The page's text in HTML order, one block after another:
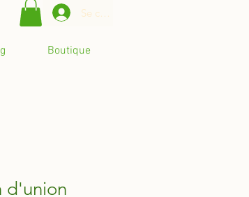
Se connecter
Boutique
d'union